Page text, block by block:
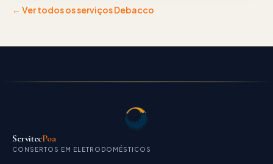
← Ver todos os serviçosDebacco
ServitecPoa
CONSERTOS EM ELETRODOMÉSTICOS